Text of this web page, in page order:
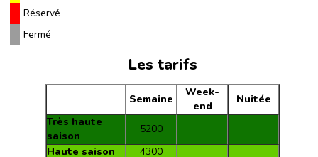
Réservé
Fermé
Les tarifs
Semaine
Week-
end
Nuitée
Très haute
saison
5200
Haute saison
4300